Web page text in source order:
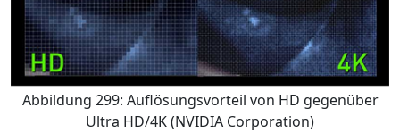
Abbildung 299: Auflösungsvorteil von HD gegenüber
Ultra HD/4K (NVIDIA Corporation)